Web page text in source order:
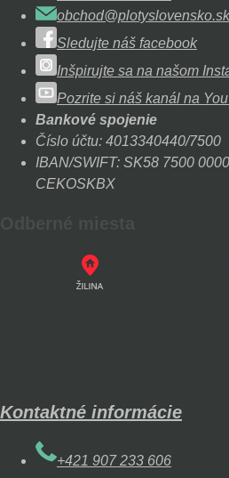
obchod@plotyslovensko.sk
Sledujte náš facebook
Inšpirujte sa na našom
Pozrite si náš kanál na
Bankové spojenie
Číslo účtu: 4013340440/7500
IBAN/SWIFT: SK58 7500
CEKOSKBX
Kontaktné informácie
+421 907 233 606